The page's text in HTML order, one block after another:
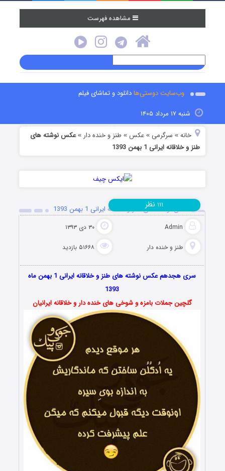
مشاهده فهرست
وب‌سایت دوستی‌هادانلود و تماشای فیلم
شنبه ۱۷ مرداد ۱۴۰۵
خانه » سرگرمی »عکس »طنز و خنده دار »عکس نوشته های
طنز و خلاقانه ایرانی 1 بهمن 1393
عکس نوشته های طنز و خلاقانه ایرانی 1 بهمن 1393
Admin ۳۰ دی ۱۳۹۳
طنز و خنده دار ۵۱۶۶۸ بازدید
۱۱۱ نظر
سری هجدهم عکس نوشته های طنز و خلاقانه ایرانی 1 بهمن ماه
1393
گلچین جملات بامزه و شوخی های خنده دار و خلاقانه ایرانیان